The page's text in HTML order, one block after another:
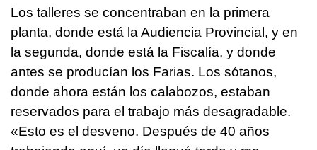
Los talleres se concentraban en la primera
planta, donde está la Audiencia Provincial, y en
la segunda, donde está la Fiscalía, y donde
antes se producían los Farias. Los sótanos,
donde ahora están los calabozos, estaban
reservados para el trabajo más desagradable.
«Esto es el desveno. Después de 40 años